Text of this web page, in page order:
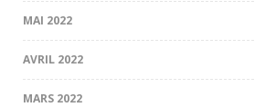
MAI 2022
AVRIL 2022
MARS 2022